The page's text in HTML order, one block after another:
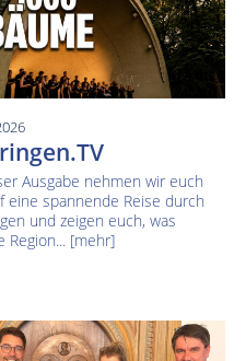
Ausgabe nehmen wir euch
eine spannende Reise durch
und zeigen euch, was
Region... [mehr]